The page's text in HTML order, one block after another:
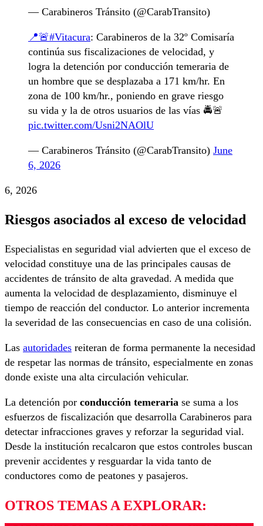
— Carabineros Tránsito (@CarabTransito)
📍🚨#Vitacura: Carabineros de la 32º Comisaría
continúa sus fiscalizaciones de velocidad, y
logra la detención por conducción temeraria de
un hombre que se desplazaba a 171 km/hr. En
zona de 100 km/hr., poniendo en grave riesgo
su vida y la de otros usuarios de las vías 🚔🚨
pic.twitter.com/Usni2NAOlU
— Carabineros Tránsito (@CarabTransito) June
6, 2026
6, 2026
Riesgos asociados al exceso de velocidad
Especialistas en seguridad vial advierten que el exceso de
velocidad constituye una de las principales causas de
accidentes de tránsito de alta gravedad. A medida que
aumenta la velocidad de desplazamiento, disminuye el
tiempo de reacción del conductor. Lo anterior incrementa
la severidad de las consecuencias en caso de una colisión.
Las autoridades reiteran de forma permanente la necesidad
de respetar las normas de tránsito, especialmente en zonas
donde existe una alta circulación vehicular.
La detención por conducción temeraria se suma a los
esfuerzos de fiscalización que desarrolla Carabineros para
detectar infracciones graves y reforzar la seguridad vial.
Desde la institución recalcaron que estos controles buscan
prevenir accidentes y resguardar la vida tanto de
conductores como de peatones y pasajeros.
OTROS TEMAS A EXPLORAR: